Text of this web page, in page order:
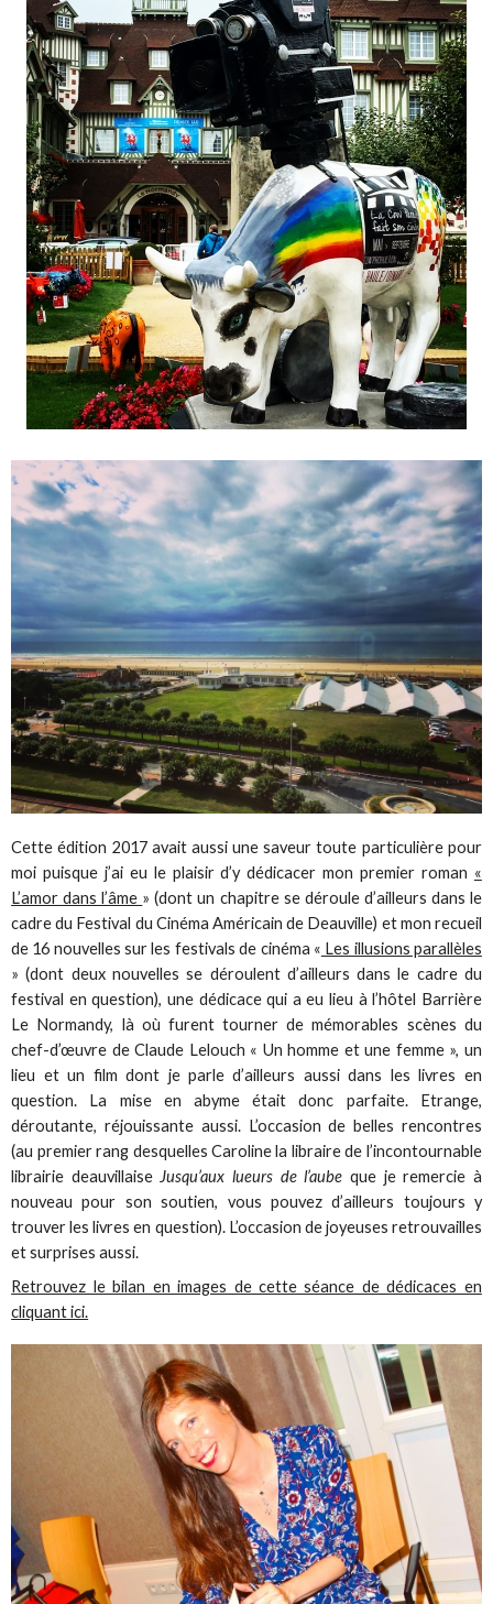
Cette édition 2017 avait aussi une saveur toute particulière pour
moi puisque j’ai eu le plaisir d’y dédicacer mon premier roman «
L’amor dans l’âme » (dont un chapitre se déroule d’ailleurs dans le
cadre du Festival du Cinéma Américain de Deauville) et mon recueil
de 16 nouvelles sur les festivals de cinéma « Les illusions parallèles
» (dont deux nouvelles se déroulent d’ailleurs dans le cadre du
festival en question), une dédicace qui a eu lieu à l’hôtel Barrière
Le Normandy, là où furent tourner de mémorables scènes du
chef-d’œuvre de Claude Lelouch « Un homme et une femme », un
lieu et un film dont je parle d’ailleurs aussi dans les livres en
question. La mise en abyme était donc parfaite. Etrange,
déroutante, réjouissante aussi. L’occasion de belles rencontres
(au premier rang desquelles Caroline la libraire de l’incontournable
librairie deauvillaise Jusqu’aux lueurs de l’aube que je remercie à
nouveau pour son soutien, vous pouvez d’ailleurs toujours y
trouver les livres en question). L’occasion de joyeuses retrouvailles
et surprises aussi.
Retrouvez le bilan en images de cette séance de dédicaces en
cliquant ici.